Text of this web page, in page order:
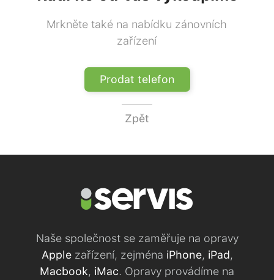
Mrkněte také na nabídku zánovních
zařízení
Prodat telefon
Zpět
Naše společnost se zaměřuje na opravy
Applezařízení, zejména iPhone, iPad,
Macbook, iMac. Opravy provádíme na